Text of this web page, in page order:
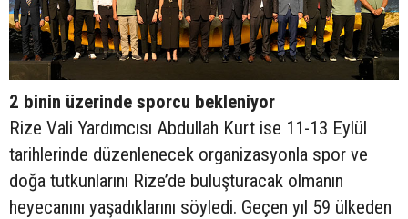
2 binin üzerinde sporcu bekleniyor
Rize Vali Yardımcısı Abdullah Kurt ise 11-13 Eylül
tarihlerinde düzenlenecek organizasyonla spor ve
doğa tutkunlarını Rize’de buluşturacak olmanın
heyecanını yaşadıklarını söyledi. Geçen yıl 59 ülkeden